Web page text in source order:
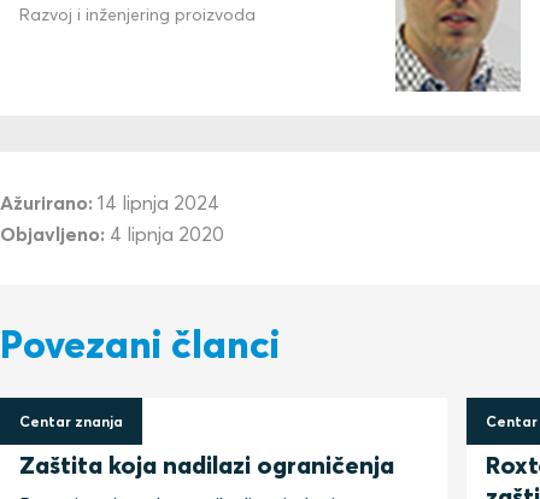
Razvoj i inženjering proizvoda
Ažurirano: 14 lipnja 2024
Objavljeno: 4 lipnja 2020
Povezani članci
Centar znanja
14 lipnja 2024
Zaštita koja nadilazi ograničenja
Centar
14